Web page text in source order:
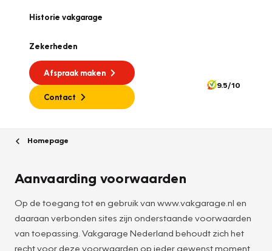
Historie vakgarage
Zekerheden
Afspraak maken
Contact
9.5/10
Homepage
Aanvaarding voorwaarden
Op de toegang tot en gebruik van www.vakgarage.nl en
daaraan verbonden sites zijn onderstaande voorwaarden
van toepassing. Vakgarage Nederland behoudt zich het
recht voor deze voorwaarden op ieder gewenst moment